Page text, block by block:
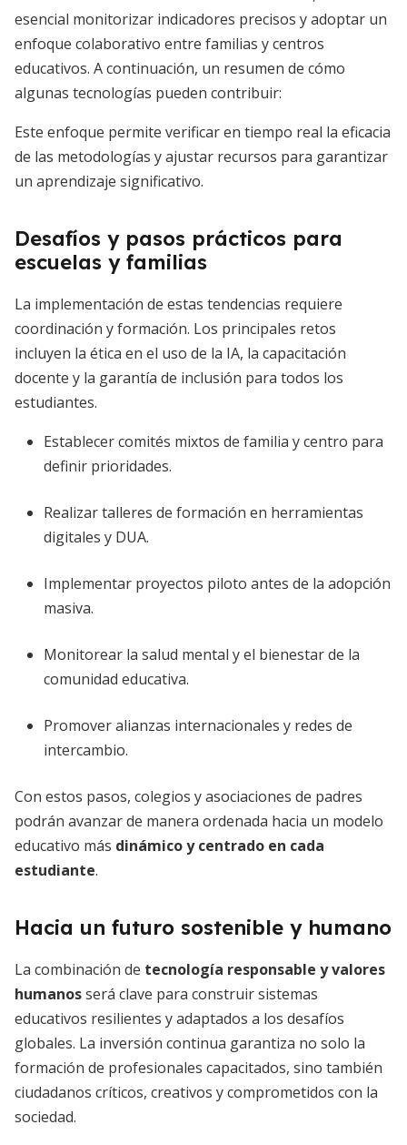
esencial monitorizar indicadores precisos y adoptar un
enfoque colaborativo entre familias y centros
educativos. A continuación, un resumen de cómo
algunas tecnologías pueden contribuir:
Este enfoque permite verificar en tiempo real la eficacia
de las metodologías y ajustar recursos para garantizar
un aprendizaje significativo.
Desafíos y pasos prácticos para
escuelas y familias
La implementación de estas tendencias requiere
coordinación y formación. Los principales retos
incluyen la ética en el uso de la IA, la capacitación
docente y la garantía de inclusión para todos los
estudiantes.
Establecer comités mixtos de familia y centro para
definir prioridades.
Realizar talleres de formación en herramientas
digitales y DUA.
Implementar proyectos piloto antes de la adopción
masiva.
Monitorear la salud mental y el bienestar de la
comunidad educativa.
Promover alianzas internacionales y redes de
intercambio.
Con estos pasos, colegios y asociaciones de padres
podrán avanzar de manera ordenada hacia un modelo
educativo más dinámico y centrado en cada
estudiante.
Hacia un futuro sostenible y humano
La combinación de tecnología responsable y valores
humanosserá clave para construir sistemas
educativos resilientes y adaptados a los desafíos
globales. La inversión continua garantiza no solo la
formación de profesionales capacitados, sino también
ciudadanos críticos, creativos y comprometidos con la
sociedad.